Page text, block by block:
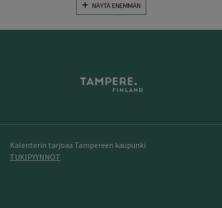
NÄYTÄ ENEMMÄN
Kalenterin tarjoaa Tampereen kaupunki
TUKIPYYNNÖT